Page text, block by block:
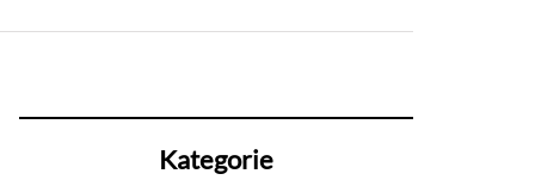
Kategorie